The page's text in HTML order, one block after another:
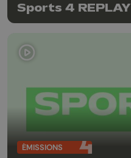
Sports 4 REPLAY
ÉMISSIONS